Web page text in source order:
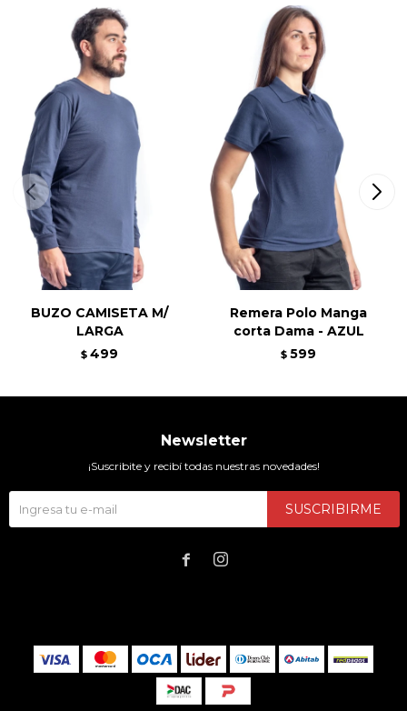
BUZO CAMISETA M/
LARGA
$ 499
Remera Polo Manga
corta Dama - AZUL
$ 599
Newsletter
¡Suscribite y recibí todas nuestras novedades!
SUSCRIBIRME
 